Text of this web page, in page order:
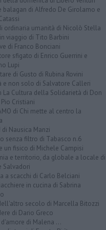
balagan di Alfredo De Girolamo e
ordinaria umanità di Nicolò Stella
viaggio di Tito Barbini
di Franco Bonciani
sfigato di Enrico Guerrini e
Lupi
di Gusto di Rubina Rovini
e non solo di Salvatore Calleri
La Cultura della Solidarietà di Don
Cristiani
di Chi mette al centro la
di Nausica Manzi
senza filtro di Tabasco n.6
un fisico di Michele Campisi
e territorio, da globale a locale di
Salvadori
a scacchi di Carlo Belciani
in cucina di Sabrina
secolo di Marcella Bitozzi
di Dario Greco
d'amore di Malena ...